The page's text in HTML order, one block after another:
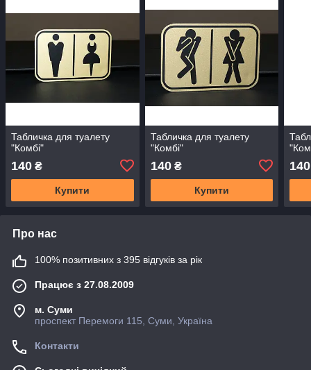
Табличка для туалету
"Комбі"
140 ₴
Купити
Табличка для туалету
"Комбі"
140₴
Купити
140
Про нас
100% позитивних з 395 відгуків за рік
Працює з 27.08.2009
м. Суми
проспект Перемоги 115, Суми, Україна
Контакти